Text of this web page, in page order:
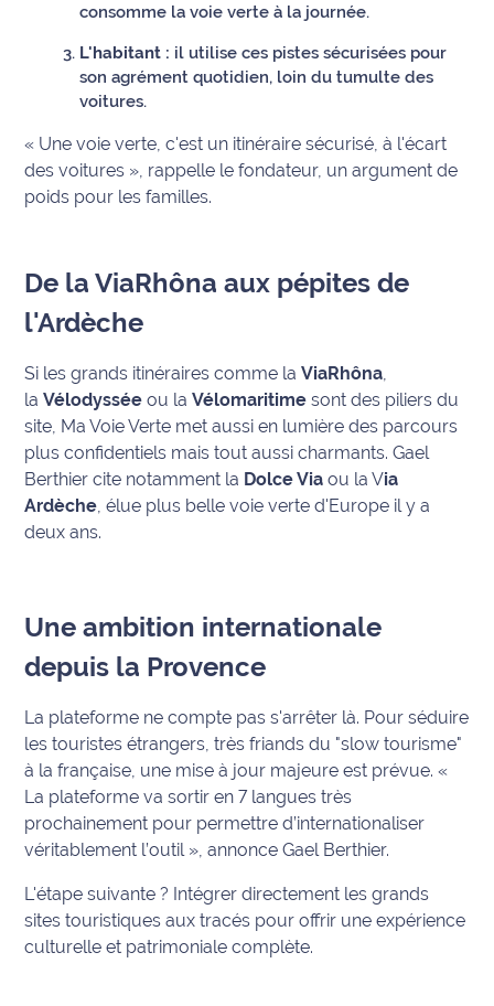
Maritima
L'anecdote
C'est
mon
Les
Coachs
Maritima
Bon
plan
sortie
Nous
contacter
sommes
Devenir
annonceur
Recrutement
légales
Conditions
consomme la voie verte à la journée.
L'habitant : il utilise ces pistes sécurisées pour
son agrément quotidien, loin du tumulte des
voitures.
« Une voie verte, c'est un itinéraire sécurisé, à l'écart
des voitures » , rappelle le fondateur, un argument de
poids pour les familles.
De la ViaRhôna aux pépites de
l'Ardèche
Si les grands itinéraires comme laViaRhôna
laVélodyssée ou laVélomaritime sont des piliers du
site, Ma Voie Verte met aussi en lumière des parcours
plus confidentiels mais tout aussi charmants. Gael
Berthier cite notamment la Dolce Via ou la Via
Ardèche , élue plus belle voie verte d'Europe il y a
deux ans.
Une ambition internationale
depuis la Provence
La plateforme ne compte pas s'arrêter là. Pour séduire
les touristes étrangers, très friands du "slow tourisme"
à la française, une mise à jour majeure est prévue.«
La plateforme va sortir en 7 langues très
prochainement pour permettre d’internationaliser
véritablement l’outil » , annonce Gael Berthier.
L'étape suivante ? Intégrer directement les grands
sites touristiques aux tracés pour offrir une expérience
culturelle et patrimoniale complète.